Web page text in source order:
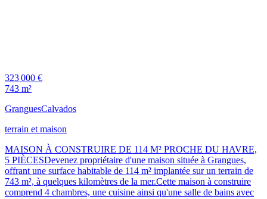
323 000 €
743 m²
GranguesCalvados
terrain et maison
MAISON À CONSTRUIRE DE 114 M² PROCHE DU HAVRE,
5 PIÈCESDevenez propriétaire d'une maison située à Grangues,
offrant une surface habitable de 114 m² implantée sur un terrain de
743 m², à quelques kilomètres de la mer.Cette maison à construire
comprend 4 chambres, une cuisine ainsi qu'une salle de bains avec